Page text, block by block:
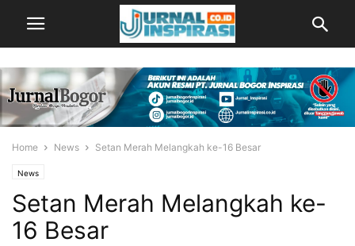
Home News Setan Merah Melangkah ke-16 Besar
News
Setan Merah Melangkah ke-
16 Besar